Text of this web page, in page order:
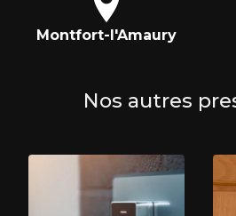
Montfort-l'Amaury
Nos autres